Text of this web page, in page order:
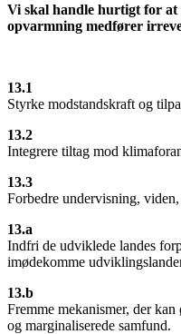
Vi skal handle hurtigt for at
opvarmning medfører
13.1
Styrke modstandskraft og
13.2
Integrere tiltag mod
13.3
Forbedre undervisning,
13.a
Indfri de udviklede landes
imødekomme
13.b
Fremme mekanismer, der
og marginaliserede samfund.